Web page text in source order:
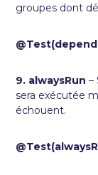
groupes dont
9. alwaysRun –
sera exécutée
échouent.